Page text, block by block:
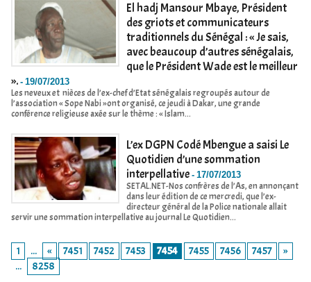
El hadj Mansour Mbaye, Président
des griots et communicateurs
traditionnels du Sénégal : « Je sais,
avec beaucoup d’autres sénégalais,
que le Président Wade est le meilleur
». - 19/07/2013
Les neveux et nièces de l’ex-chef d’Etat sénégalais regroupés autour de
l’association « Sope Nabi »ont organisé, ce jeudi à Dakar, une grande
conférence religieuse axée sur le thème : « Islam...
L’ex DGPN Codé Mbengue a saisi Le
Quotidien d’une sommation
interpellative - 17/07/2013
SETAL.NET-Nos confrères de l’As, en annonçant
dans leur édition de ce mercredi, que l’ex-
directeur général de la Police nationale allait
servir une sommation interpellative au journal Le Quotidien...
1 ... « 7451 7452 7453 7454 7455 7456 7457
»
...
8258